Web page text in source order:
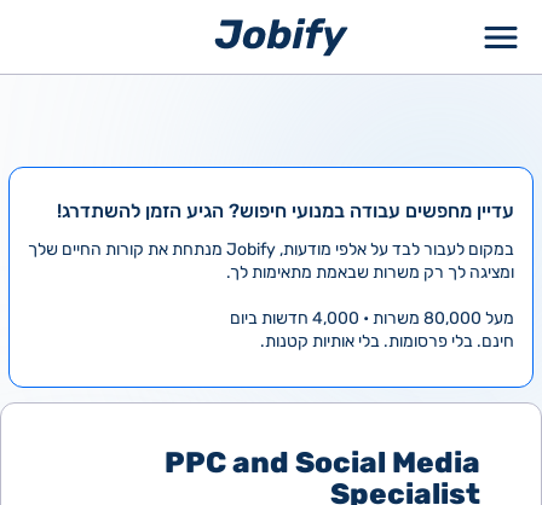
עדיין מחפשים עבודה במנועי חיפוש? הגיע הזמן להשתדרג!
במקום לעבור לבד על אלפי מודעות, Jobify מנתחת את קורות החיים שלך
ומציגה לך רק משרות שבאמת מתאימות לך.
מעל 80,000 משרות • 4,000 חדשות ביום
חינם. בלי פרסומות. בלי אותיות קטנות.
PPC and Social Media
Specialist